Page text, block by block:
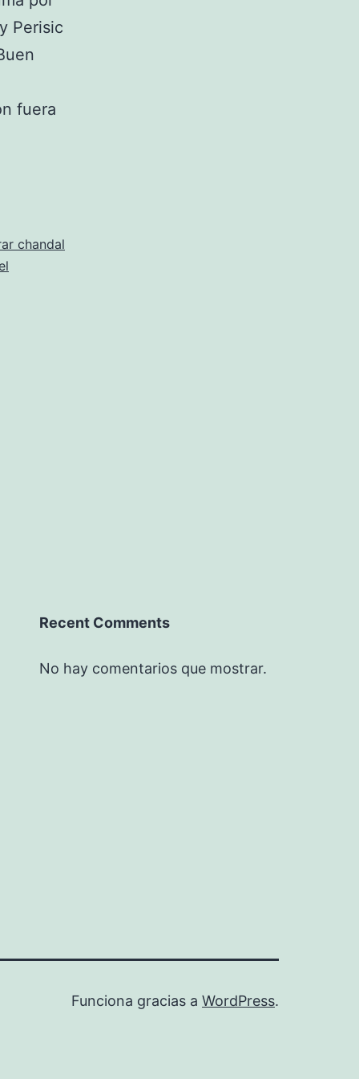
Perisic
fuera
chandal
Recent Comments
No hay comentarios que mostrar.
Funciona gracias a WordPress.